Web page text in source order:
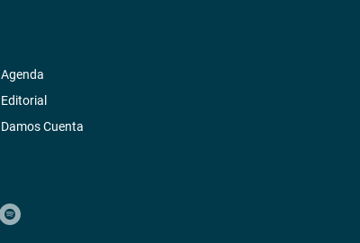
Agenda
Editorial
Damos Cuenta